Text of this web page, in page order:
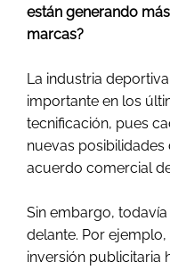
están generando
marcas?
La industria
importante en los
tecnificación, pues
nuevas
acuerdo comercial
Sin embargo,
delante. Por
inversión publicitaria